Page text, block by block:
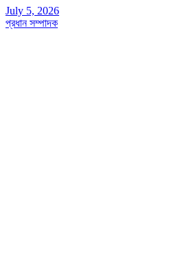
July 5, 2026
প্রধান সম্পাদক